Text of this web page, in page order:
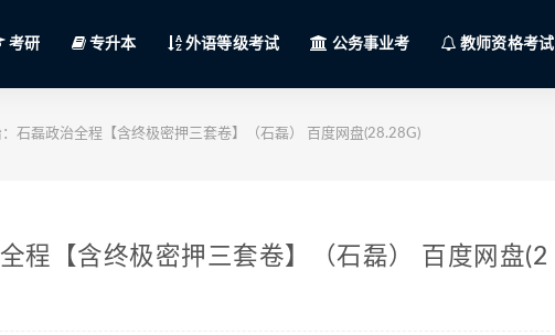
考研 专升本 外语等级考试 公务事业考 教师资格考试
石磊政治全程【含终极密押三套卷】（石磊） 百度网盘(28.28G)
程【含终极密押三套卷】（石磊） 百度网盘(2